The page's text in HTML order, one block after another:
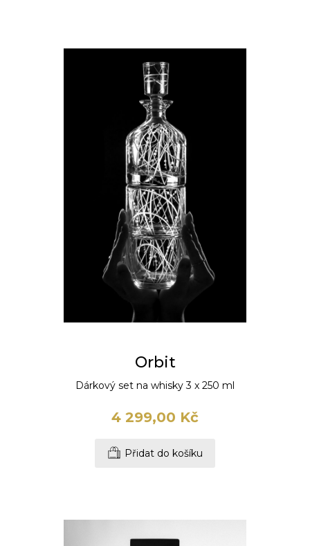
Orbit
Dárkový set na whisky 3 x 250 ml
4 299,00 Kč
Přidat do košíku